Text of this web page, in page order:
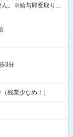
。※給与即受取りサ
3分
残業少なめ！）